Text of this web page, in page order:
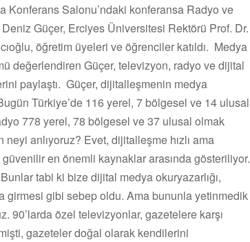
Salonu’ndaki konferansa Radyo ve
Güçer, Erciyes Üniversitesi Rektörü Prof. Dr.
öğretim üyeleri ve öğrenciler katıldı. Medya
değerlendiren Güçer, televizyon, radyo ve dijital
paylaştı. Güçer, dijitalleşmenin medya
Türkiye’de 116 yerel, 7 bölgesel ve 14 ulusal
778 yerel, 78 bölgesel ve 37 ulusal olmak
anlıyoruz? Evet, dijitalleşme hızlı ama
en önemli kaynaklar arasında gösteriliyor.
tabi ki bize dijital medya okuryazarlığı,
girmesi gibi sebep oldu. Ama bununla yetinmedik
90’larda özel televizyonlar, gazetelere karşı
gazeteler doğal olarak kendilerini